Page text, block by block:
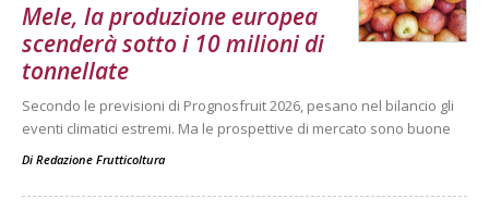
Mele, la produzione europea
scenderà sotto i 10 milioni di
tonnellate
Secondo le previsioni di Prognosfruit 2026, pesano nel bilancio gli
eventi climatici estremi. Ma le prospettive di mercato sono buone
Di Redazione Frutticoltura